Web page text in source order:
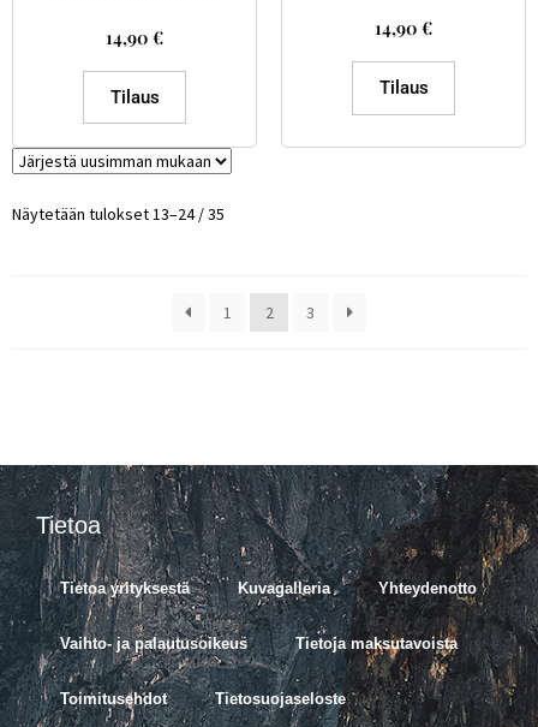
14,90 €
Tilaus
14,90 €
Tilaus
Näytetään tulokset 13–24 / 35
1 2 3
Tietoa
Tietoa yrityksestä Kuvagalleria Yhteydenotto
Vaihto- ja palautusoikeus Tietoja maksutavoista
Toimitusehdot Tietosuojaseloste